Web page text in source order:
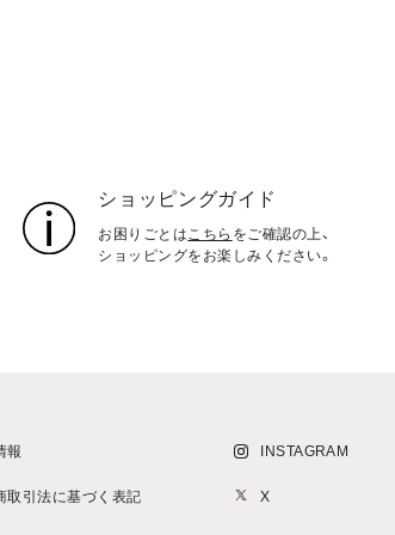
ショッピングガイド
お困りごとはこちら をご確認の上、
ショッピングをお楽しみください。
報
取引法に基づく表記
INSTAGRAM
X